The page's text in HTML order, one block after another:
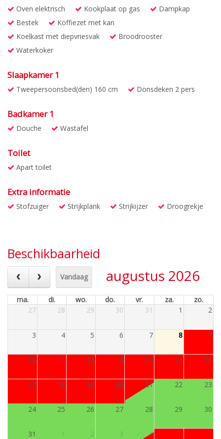
Oven elektrisch
Kookplaat op gas
Dampkap
Bestek
Koffiezet met kan
Koelkast met diepvriesvak
Broodrooster
Waterkoker
Slaapkamer 1
Tweepersoonsbed(den) 160 cm Donsdeken 2 pers
Badkamer 1
Douche Wastafel
Toilet
Apart toilet
Extra informatie
Stofzuiger Strijkplank Strijkijzer Droogrekje
Beschikbaarheid
Vandaag augustus 2026
ma. di. wo. do. vr. za.
zo.
27
28 29 30 31 1 2
3 4 5 6 7 8 9
10 11 12 13 14 15 16
17 18 19 20 21 22 23
24 25 26 27 28 29 30
31 1 2 3 4 5 6